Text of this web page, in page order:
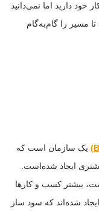
دارید اما نمی‌دانید
تا مسیر را گام‌به‌گام
یک سازمان است که
ایجاد شده‌است.
بیشتر کسب و کارها
شده‌اند که سود ساز